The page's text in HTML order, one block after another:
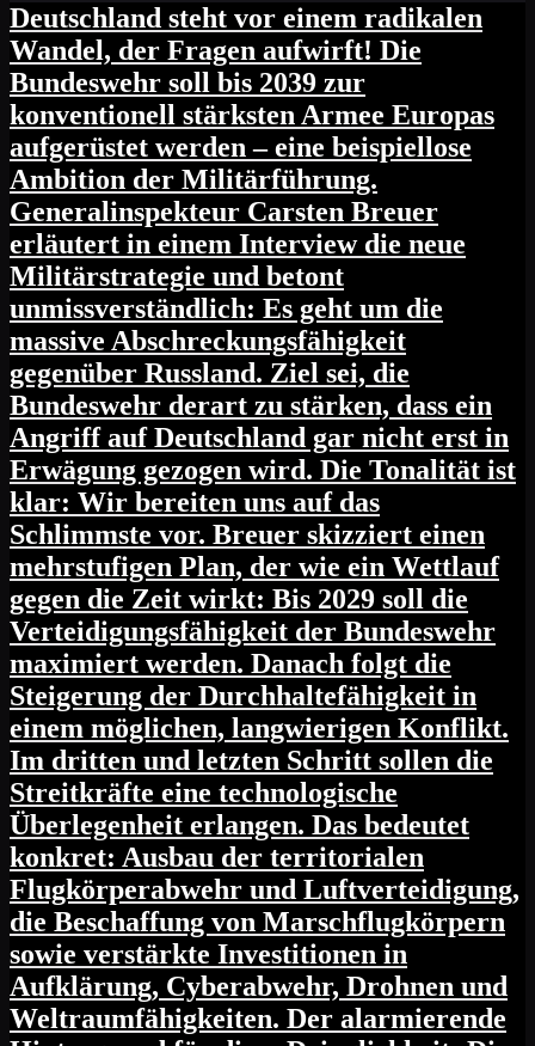
Deutschland steht vor einem radikalen
Wandel, der Fragen aufwirft! Die
Bundeswehr soll bis 2039 zur
konventionell stärksten Armee Europas
aufgerüstet werden – eine beispiellose
Ambition der Militärführung.
Generalinspekteur Carsten Breuer
erläutert in einem Interview die neue
Militärstrategie und betont
unmissverständlich: Es geht um die
massive Abschreckungsfähigkeit
gegenüber Russland. Ziel sei, die
Bundeswehr derart zu stärken, dass ein
Angriff auf Deutschland gar nicht erst in
Erwägung gezogen wird. Die Tonalität ist
klar: Wir bereiten uns auf das
Schlimmste vor. Breuer skizziert einen
mehrstufigen Plan, der wie ein Wettlauf
gegen die Zeit wirkt: Bis 2029 soll die
Verteidigungsfähigkeit der Bundeswehr
maximiert werden. Danach folgt die
Steigerung der Durchhaltefähigkeit in
einem möglichen, langwierigen Konflikt.
Im dritten und letzten Schritt sollen die
Streitkräfte eine technologische
Überlegenheit erlangen. Das bedeutet
konkret: Ausbau der territorialen
Flugkörperabwehr und Luftverteidigung,
die Beschaffung von Marschflugkörpern
sowie verstärkte Investitionen in
Aufklärung, Cyberabwehr, Drohnen und
Weltraumfähigkeiten. Der alarmierende